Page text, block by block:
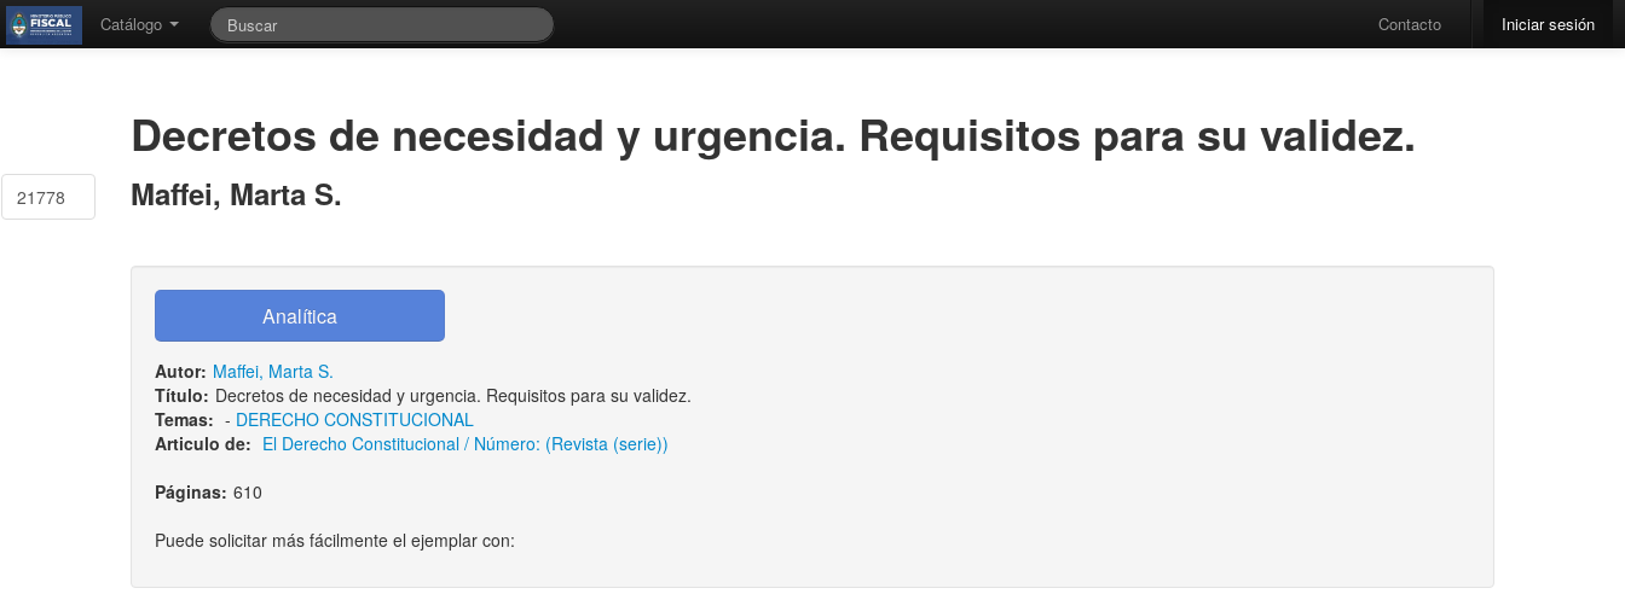
Catálogo Contacto Iniciar sesión
21778
Decretos de necesidad y urgencia. Requisitos para su validez.
Maffei, Marta S.
Autor: Maffei, Marta S.
Título: Decretos de necesidad y urgencia. Requisitos para su validez.
Temas: - DERECHO CONSTITUCIONAL
Articulo de: El Derecho Constitucional / Número: (Revista (serie))
Páginas: 610
Puede solicitar más fácilmente el ejemplar con: